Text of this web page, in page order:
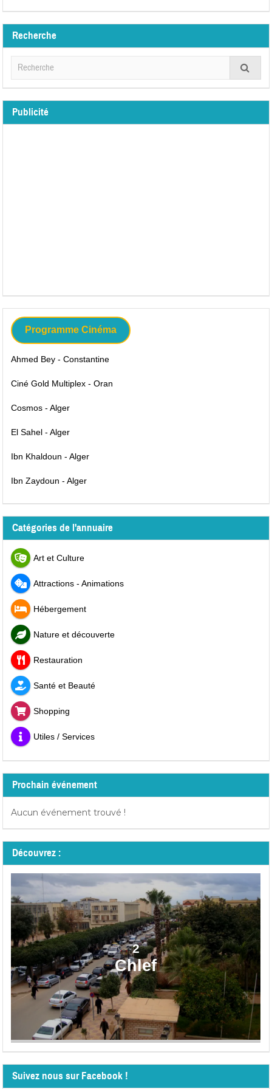
Recherche
Publicité
Programme Cinéma
Ahmed Bey - Constantine
Ciné Gold Multiplex - Oran
Cosmos - Alger
El Sahel - Alger
Ibn Khaldoun - Alger
Ibn Zaydoun - Alger
Catégories de l'annuaire
Art et Culture
Attractions - Animations
Hébergement
Nature et découverte
Restauration
Santé et Beauté
Shopping
Utiles / Services
Prochain événement
Aucun événement trouvé !
Découvrez :
2
Chlef
Suivez nous sur Facebook !